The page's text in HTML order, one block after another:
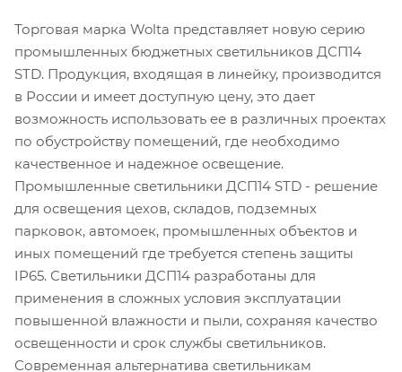
Торговая марка Wolta представляет новую серию
промышленных бюджетных светильников ДСП14
STD. Продукция, входящая в линейку, производится
в России и имеет доступную цену, это дает
возможность использовать ее в различных проектах
по обустройству помещений, где необходимо
качественное и надежное освещение.
Промышленные светильники ДСП14 STD - решение
для освещения цехов, складов, подземных
парковок, автомоек, промышленных объектов и
иных помещений где требуется степень защиты
IP65. Светильники ДСП14 разработаны для
применения в сложных условия эксплуатации
повышенной влажности и пыли, сохраняя качество
освещенности и срок службы светильников.
Современная альтернатива светильникам